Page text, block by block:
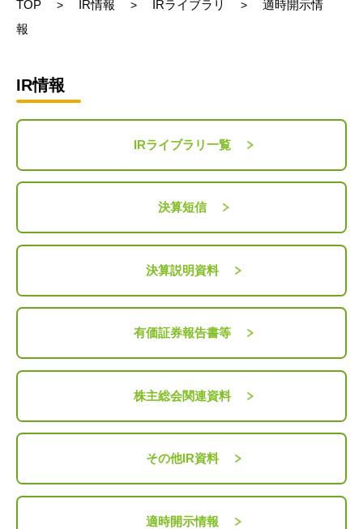
TOP > IR情報 > IRライブラリ >
適時開示情
報
IR情報
IRライブラリ一覧
決算短信
決算説明資料
有価証券報告書等
株主総会関連資料
その他IR資料
適時開示情報